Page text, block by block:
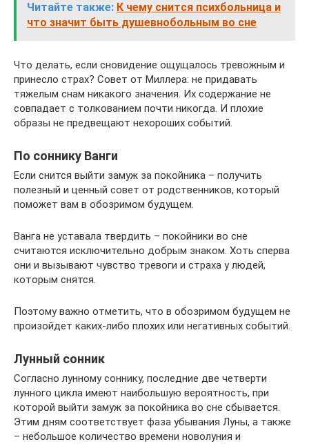
Читайте также: К чему снится психбольница и
что значит быть душевнобольным во сне
Что делать, если сновидение ощущалось тревожным и
принесло страх? Совет от Миллера: не придавать
тяжелым снам никакого значения. Их содержание не
совпадает с толкованием почти никогда. И плохие
образы не предвещают нехороших событий.
По соннику Ванги
Если снится выйти замуж за покойника – получить
полезный и ценный совет от родственников, который
поможет вам в обозримом будущем.
Ванга не уставала твердить – покойники во сне
считаются исключительно добрым знаком. Хоть сперва
они и вызывают чувство тревоги и страха у людей,
которым снятся.
Поэтому важно отметить, что в обозримом будущем не
произойдет каких-либо плохих или негативных событий.
Лунный сонник
Согласно лунному соннику, последние две четверти
лунного цикла имеют наибольшую вероятность, при
которой выйти замуж за покойника во сне сбывается.
Этим дням соответствует фаза убывания Луны, а также
– небольшое количество времени новолуния и